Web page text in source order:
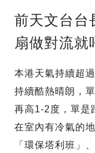
前天文台台
扇做對流就
本港天氣持續超
持續酷熱晴朗，
再高1-2度，單是
在室內有冷氣的
「環保塔利班」